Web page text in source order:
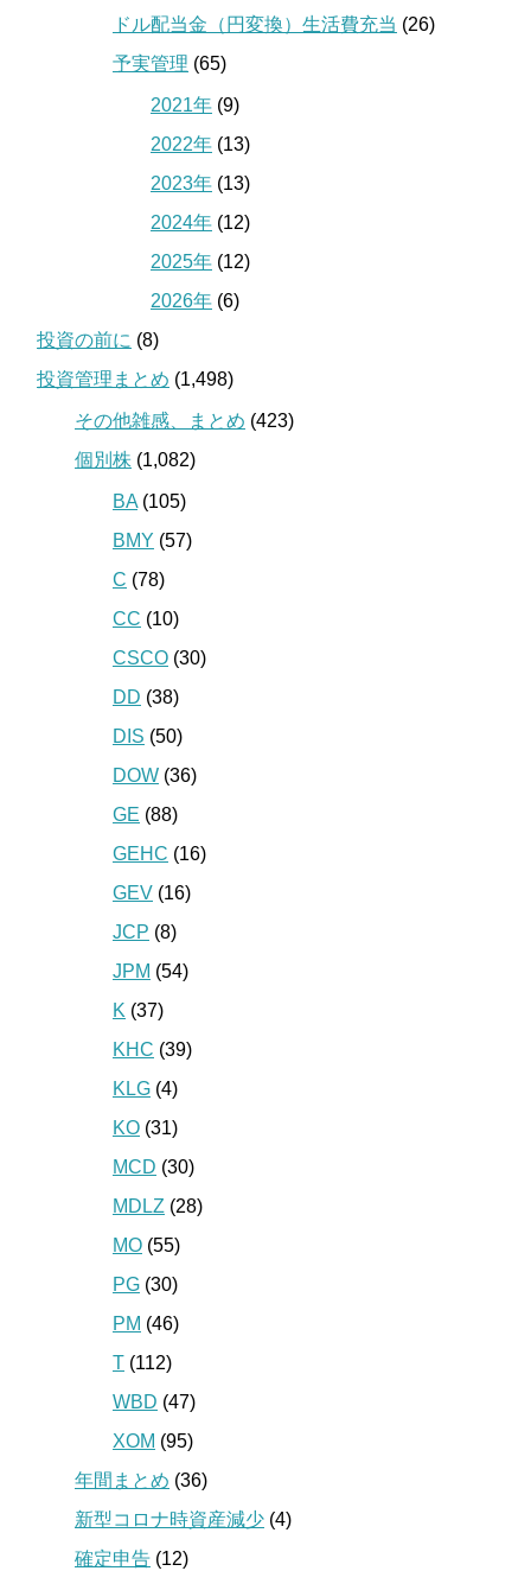
ドル配当金（円変換）生活費充当 (26)
予実管理 (65)
2021年 (9)
2022年 (13)
2023年 (13)
2024年 (12)
2025年 (12)
2026年 (6)
投資の前に (8)
投資管理まとめ (1,498)
その他雑感、まとめ (423)
個別株 (1,082)
BA (105)
BMY (57)
C (78)
CC (10)
CSCO (30)
DD (38)
DIS (50)
DOW (36)
GE (88)
GEHC (16)
GEV (16)
JCP (8)
JPM (54)
K (37)
KHC (39)
KLG (4)
KO (31)
MCD (30)
MDLZ (28)
MO (55)
PG (30)
PM (46)
T (112)
WBD (47)
XOM (95)
年間まとめ (36)
新型コロナ時資産減少 (4)
確定申告 (12)